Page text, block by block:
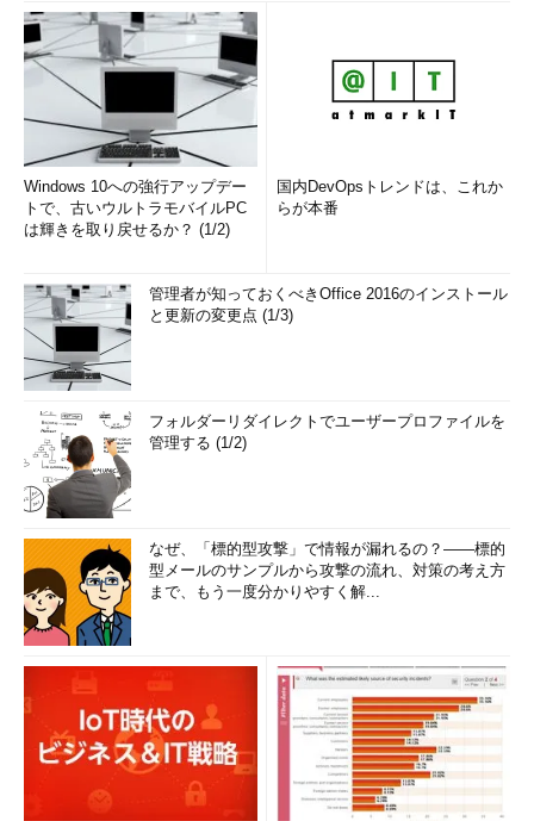
Windows 10への強行アップデー
トで、古いウルトラモバイルPC
は輝きを取り戻せるか？ (1/2)
国内DevOpsトレンドは、これか
らが本番
管理者が知っておくべきOffice 2016のインストール
と更新の変更点 (1/3)
フォルダーリダイレクトでユーザープロファイルを
管理する (1/2)
なぜ、「標的型攻撃」で情報が漏れるの？――標的
型メールのサンプルから攻撃の流れ、対策の考え方
まで、もう一度分かりやすく解...